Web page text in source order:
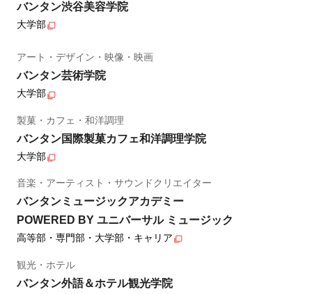
バンタン渋谷美容学院
大学部
アート・デザイン・映像・映画
バンタン芸術学院
大学部
製菓・カフェ・和洋調理
バンタン国際製菓カフェ和洋調理学院
大学部
音楽・アーティスト・サウンドクリエイター
バンタンミュージックアカデミー
POWERED BY ユニバーサル ミュージック
高等部・専門部・大学部・キャリア
観光・ホテル
バンタン外語＆ホテル観光学院